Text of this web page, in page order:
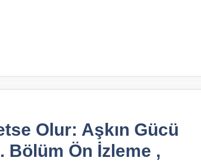
Olur: Aşkın Gücü
Bölüm Ön İzleme ,